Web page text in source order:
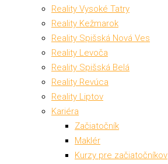
Reality Vysoké Tatry
Reality Kežmarok
Reality Spišská Nová Ves
Reality Levoča
Reality Spišská Belá
Reality Revúca
Reality Liptov
Kariéra
Začiatočník
Maklér
Kurzy pre začiatočníkov